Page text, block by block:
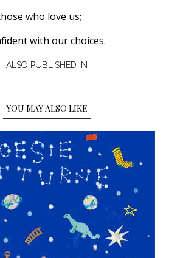
who love us;
with our choices.
ALSO PUBLISHED IN
YOU MAY ALSO LIKE